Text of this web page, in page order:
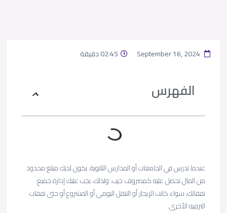
02:45 دقيقة
الفهرس
عندما تدرس في الجامعات أو المدارس الثانوية، يكون لديك مبلغ محدود
من المال تحصل عليه كمصروف جيب. ولذلك، يجب عليك إدارة جميع
نفقاتك، سواء كانت الإيجار أو التنقل اليومي أو المشروع أو حتى نفقات
الترفيه الأخرى.